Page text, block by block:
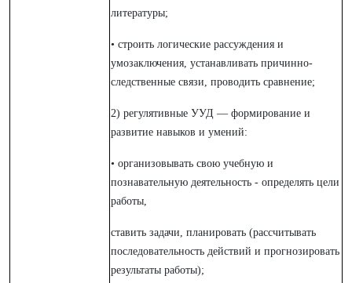
литературы;
• строить логические рассуждения и
умозаключения, устанавливать причинно-
следственные связи, проводить сравнение;
2) регулятивные УУД — формирование и
развитие навыков и умений:
• организовывать свою учебную и
познавательную деятельность - определять цели
работы,
ставить задачи, планировать (рассчитывать
последовательность действий и прогнозировать
результаты работы);